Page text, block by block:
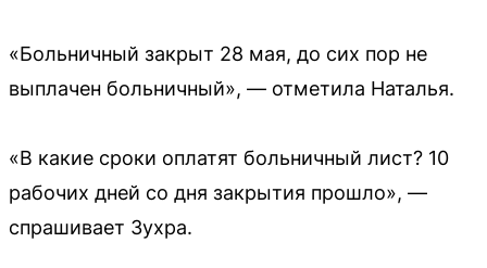
«Больничный закрыт 28 мая, до сих пор не
выплачен больничный», — отметила Наталья.
«В какие сроки оплатят больничный лист? 10
рабочих дней со дня закрытия прошло», —
спрашивает Зухра.